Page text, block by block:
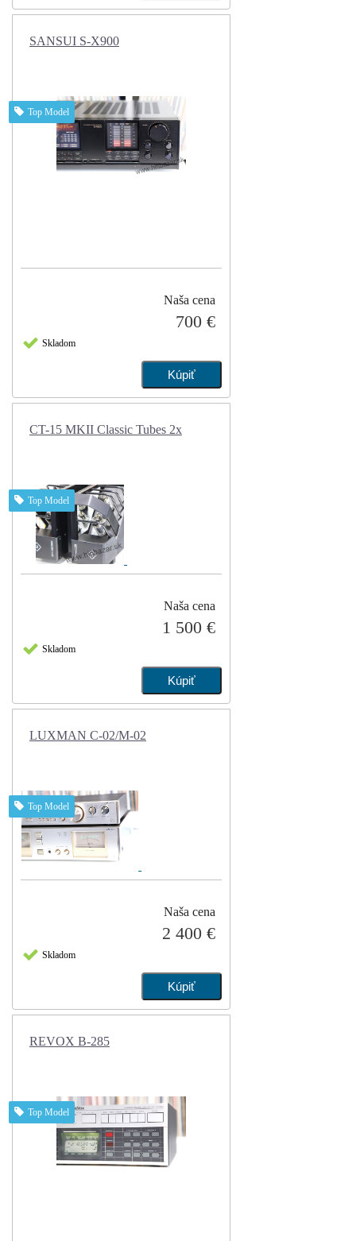
SANSUI S-X900
Naša cena
700 €
Skladom
Top Model
CT-15 MKII Classic Tubes 2x
Naša cena
1 500 €
Skladom
Top Model
LUXMAN C-02/M-02
Naša cena
2 400 €
Skladom
Top Model
REVOX B-285
Top Model